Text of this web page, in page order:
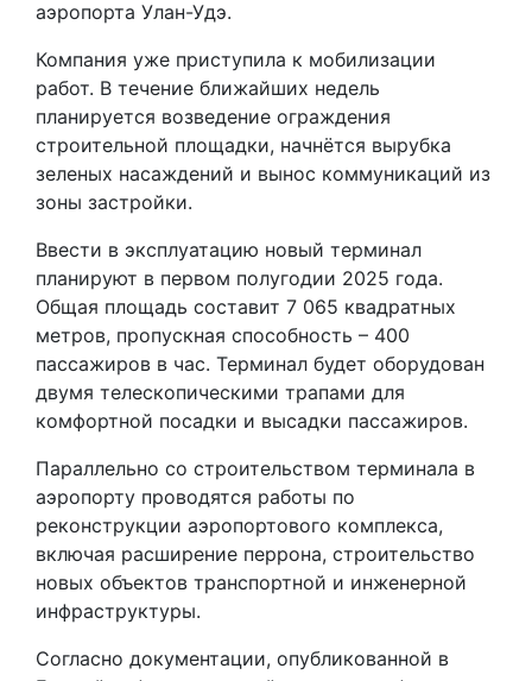
аэропорта Улан-Удэ.
Компания уже приступила к мобилизации
работ. В течение ближайших недель
планируется возведение ограждения
строительной площадки, начнётся вырубка
зеленых насаждений и вынос коммуникаций из
зоны застройки.
Ввести в эксплуатацию новый терминал
планируют в первом полугодии 2025 года.
Общая площадь составит 7 065 квадратных
метров, пропускная способность – 400
пассажиров в час. Терминал будет оборудован
двумя телескопическими трапами для
комфортной посадки и высадки пассажиров.
Параллельно со строительством терминала в
аэропорту проводятся работы по
реконструкции аэропортового комплекса,
включая расширение перрона, строительство
новых объектов транспортной и инженерной
инфраструктуры.
Согласно документации, опубликованной в